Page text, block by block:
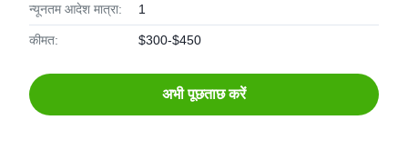
न्यूनतम आदेश मात्रा: 1
कीमत: $300-$450
अभी पूछताछ करें